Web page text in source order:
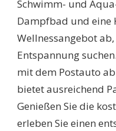
Schwimm- und
Dampfbad und eine
Wellnessangebot
Entspannung
mit dem Postauto
bietet ausreichend
Genießen Sie die
erleben Sie einen